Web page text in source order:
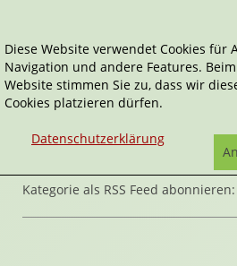
Home Belletristik
Kategorie als RSS Feed abonnieren:
Diese Website verwendet Cookies für
Navigation und andere Features.
Website stimmen Sie zu, dass wir
Cookies platzieren dürfen.
Datenschutzerklärung